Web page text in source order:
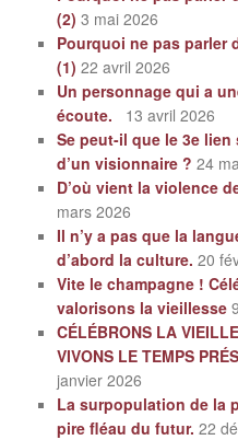
(2) 3 mai 2026
Pourquoi ne pas parler
(1) 22 avril 2026
Un personnage qui a
écoute.
13 avril 2026
Se peut-il que le 3e lien
d’un visionnaire ? 24
D’où vient la violence
mars 2026
Il n’y a pas que la
d’abord la culture. 20
Vite le champagne !
valorisons la vieillesse
CÉLÉBRONS LA
VIVONS LE TEMPS
janvier 2026
La surpopulation de la
pire fléau du futur. 22